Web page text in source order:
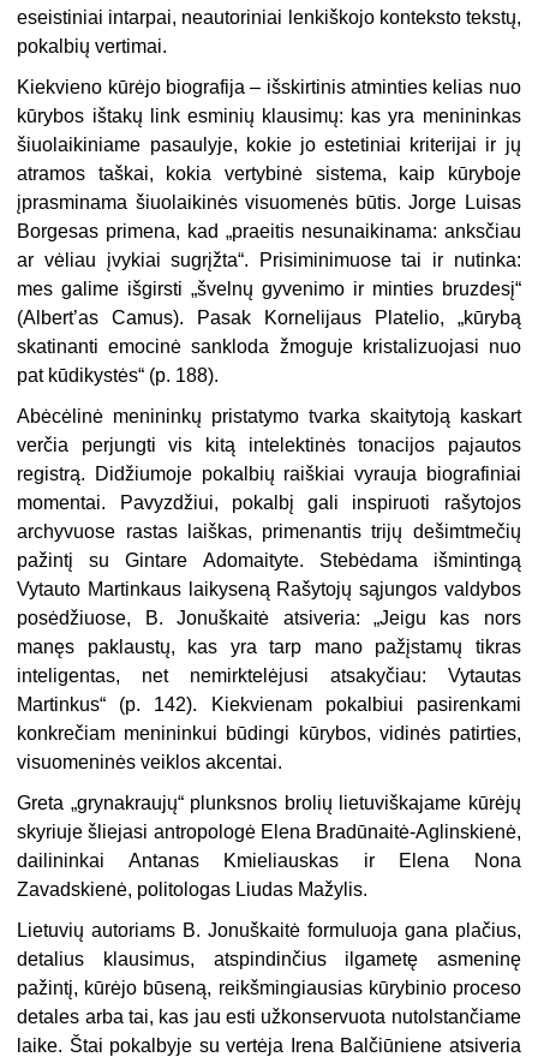
eseistiniai intarpai, neautoriniai lenkiškojo konteksto tekstų,
pokalbių vertimai.
Kiekvieno kūrėjo biografija – išskirtinis atminties kelias nuo
kūrybos ištakų link esminių klausimų: kas yra menininkas
šiuolaikiniame pasaulyje, kokie jo estetiniai kriterijai ir jų
atramos taškai, kokia vertybinė sistema, kaip kūryboje
įprasminama šiuolaikinės visuomenės būtis. Jorge Luisas
Borgesas primena, kad „praeitis nesunaikinama: anksčiau
ar vėliau įvykiai sugrįžta“. Prisiminimuose tai ir nutinka:
mes galime išgirsti „švelnų gyvenimo ir minties bruzdesį“
(Albert’as Camus). Pasak Kornelijaus Platelio, „kūrybą
skatinanti emocinė sankloda žmoguje kristalizuojasi nuo
pat kūdikystės“ (p. 188).
Abėcėlinė menininkų pristatymo tvarka skaitytoją kaskart
verčia perjungti vis kitą intelektinės tonacijos pajautos
registrą. Didžiumoje pokalbių raiškiai vyrauja biografiniai
momentai. Pavyzdžiui, pokalbį gali inspiruoti rašytojos
archyvuose rastas laiškas, primenantis trijų dešimtmečių
pažintį su Gintare Adomaityte. Stebėdama išmintingą
Vytauto Martinkaus laikyseną Rašytojų sąjungos valdybos
posėdžiuose, B. Jonuškaitė atsiveria: „Jeigu kas nors
manęs paklaustų, kas yra tarp mano pažįstamų tikras
inteligentas, net nemirktelėjusi atsakyčiau: Vytautas
Martinkus“ (p. 142). Kiekvienam pokalbiui pasirenkami
konkrečiam menininkui būdingi kūrybos, vidinės patirties,
visuomeninės veiklos akcentai.
Greta „grynakraujų“ plunksnos brolių lietuviškajame kūrėjų
skyriuje šliejasi antropologė Elena Bradūnaitė-Aglinskienė,
dailininkai Antanas Kmieliauskas ir Elena Nona
Zavadskienė, politologas Liudas Mažylis.
Lietuvių autoriams B. Jonuškaitė formuluoja gana plačius,
detalius klausimus, atspindinčius ilgametę asmeninę
pažintį, kūrėjo būseną, reikšmingiausias kūrybinio proceso
detales arba tai, kas jau esti užkonservuota nutolstančiame
laike. Štai pokalbyje su vertėja Irena Balčiūniene atsiveria